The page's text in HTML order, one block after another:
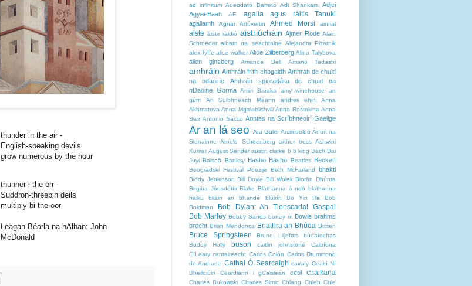
thunder in the air -
English-speaking devils
grow numerous by the hour
thunner i the err -
Suddron-threepin deils
multiply bi the oor
Leagan Béarla na hAlban: John
McDonald
ad infinitum Adeodato Barreto Adi Shankara
Adjei
Agyei-Baah
AE agalla agus ráitis Tanuki
agallamh Agnar Artúvertin Ahmed Morsi ainrial
aiste aiste raidió aistriúcháin Ajmer Rode Alain
Schroeder albam na seachtaine
Alejandra Pizarnik
alex fyffe alice walker Alice Zilberberg Alina Talybova
allen ginsberg Amanda Bell Amano Tadashi
amhráin Amhráin frith-chogaidh Amhrán de chuid
na ndaoine
Amhrán spioradálta de chuid na
nDaoine Gorma
Amiri Baraka amy winehouse
an
gúm
An Suibhneach Meann andres ehin
Anna
Akhmatova Anna Mgaloblishvili Anna Rostokina Anna
Swir Antonio Sacco Aontas na Scríbhneoirí Gaeilge
Ar an lá seo Ara Güler Arcimboldo Árfort na
Sionainne
Arnold Schoenberg arthur tress Ashwini
Kumar August Sander austin clarke b b king Bach Bai
Juyi Baiseō Banksy Basho Bashō Beatles Beckett
Beogradski Festival Poezije Beth McFarland bhakti
Biddy Jenkinson Bill Doyle Bill Wolak Biorán Dhúnta
Birgitta Jónsdóttir Blake Bláthanna á ndó bláthanna
haiku
bliain an bhandé blúirín Bo Yin Ra
Bob
Boldman
Bob Dylan: An Tionscadal Gaspal
Bob Marley Bobby Sands boney m Bowie brahms
brecht Brian Mendonca Briathra an Bhúda Britten
Bruce Springsteen Bruno Liljefors
búdaíochas
Buddy Holly
buson caitlin johnstone
Caitríona
O'Leary cantaireacht Carlos Colón Carlos Drummond
de Andrade Cathal Ó Searcaigh cavafy Ceaití Ní
Bheildiúin
Ceardlann i gCaisleán ceol chaikana
Charles Bukowski Charles Simic Chiang Chieh Chie